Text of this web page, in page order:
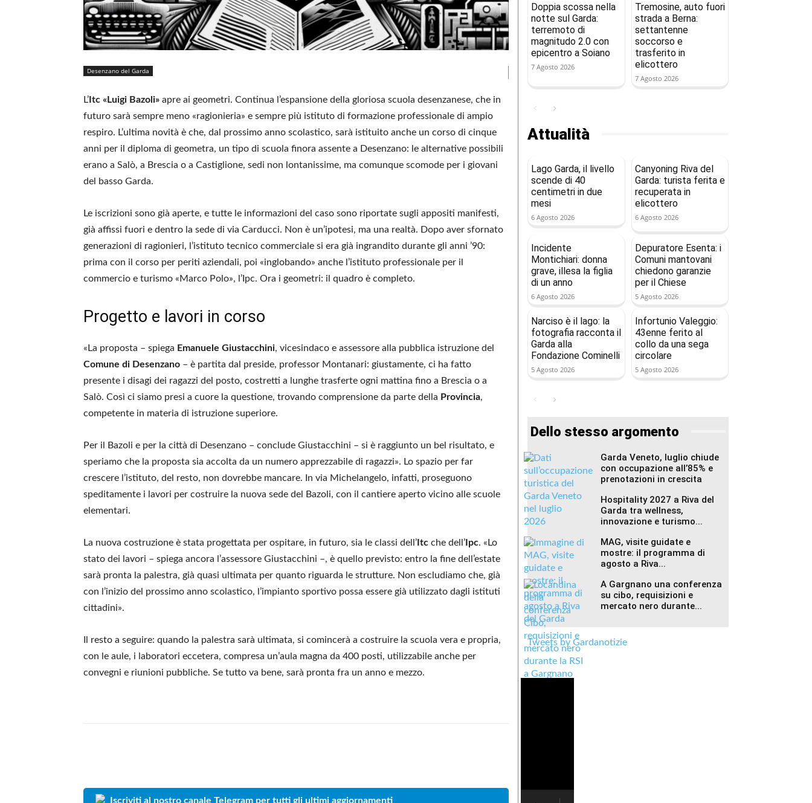
Desenzano del Garda
L’ Itc «Luigi Bazoli» apre ai geometri. Continua l’espansione della gloriosa scuola desenzanese, che in
futuro sarà sempre meno «ragionieria» e sempre più istituto di formazione professionale di ampio
respiro. L’ultima novità è che, dal prossimo anno scolastico, sarà istituito anche un corso di cinque
anni per il diploma di geometra, un tipo di scuola finora assente a Desenzano: le alternative possibili
erano a Salò, a Brescia o a Castiglione, sedi non lontanissime, ma comunque scomode per i giovani
del basso Garda.
Le iscrizioni sono già aperte, e tutte le informazioni del caso sono riportate sugli appositi manifesti,
già affissi fuori e dentro la sede di via Carducci. Non è un’ipotesi, ma una realtà. Dopo aver sfornato
generazioni di ragionieri, l’istituto tecnico commerciale si era già ingrandito durante gli anni ’90:
prima con il corso per periti aziendali, poi «inglobando» anche l’istituto professionale per il
commercio e turismo «Marco Polo», l’Ipc. Ora i geometri: il quadro è completo.
Progetto e lavori in corso
«La proposta – spiega Emanuele Giustacchini, vicesindaco e assessore alla pubblica istruzione del
Comune di Desenzano – è partita dal preside, professor Montanari: giustamente, ci ha fatto
presente i disagi dei ragazzi del posto, costretti a lunghe trasferte ogni mattina fino a Brescia o a
Salò. Così ci siamo presi a cuore la questione, trovando comprensione da parte della Provincia,
competente in materia di istruzione superiore.
Per il Bazoli e per la città di Desenzano – conclude Giustacchini – si è raggiunto un bel risultato, e
speriamo che la proposta sia accolta da un numero apprezzabile di ragazzi». Lo spazio per far
crescere l’istituto, del resto, non dovrebbe mancare. In via Michelangelo, infatti, proseguono
speditamente i lavori per costruire la nuova sede del Bazoli, con il cantiere aperto vicino alle scuole
elementari.
La nuova costruzione è stata progettata per ospitare, in futuro, sia le classi dell’ Itc che dell’ Ipc. «Lo
stato dei lavori – spiega ancora l’assessore Giustacchini –, è quello previsto: entro la fine dell’estate
sarà pronta la palestra, già quasi ultimata per quanto riguarda le strutture. Non escludiamo che, già
con l’inizio del prossimo anno scolastico, l’impianto sportivo possa essere già utilizzato dagli istituti
cittadini».
Il resto a seguire: quando la palestra sarà ultimata, si comincerà a costruire la scuola vera e propria,
con le aule, i laboratori eccetera, compresa un’aula magna da 400 posti, utilizzabile anche per
convegni e riunioni pubbliche. Se tutto va bene, sarà pronta fra un anno e mezzo.
Iscriviti al nostro canale Telegram per tutti gli ultimi aggiornamenti
Doppia scossa nella
notte sul Garda:
terremoto di
magnitudo 2.0 con
epicentro a Soiano
7 Agosto 2026
Tremosine, auto fuori
strada a Berna:
settantenne
soccorso e
trasferito in
elicottero
7 Agosto 2026
Attualità
Lago Garda, il livello
scende di 40
centimetri in due
mesi
6 Agosto 2026
Canyoning Riva del
Garda: turista ferita e
recuperata in
elicottero
6 Agosto 2026
Incidente
Montichiari: donna
grave, illesa la figlia
di un anno
6 Agosto 2026
Depuratore Esenta: i
Comuni mantovani
chiedono garanzie
per il Chiese
5 Agosto 2026
Narciso è il lago: la
fotografia racconta il
Garda alla
Fondazione Cominelli
5 Agosto 2026
Infortunio Valeggio:
43enne ferito al
collo da una sega
circolare
5 Agosto 2026
Dello stesso argomento
Garda Veneto, luglio chiude
con occupazione all’85% e
prenotazioni in crescita
Hospitality 2027 a Riva del
Garda tra wellness,
innovazione e turismo...
MAG, visite guidate e
mostre: il programma di
agosto a Riva...
A Gargnano una conferenza
su cibo, requisizioni e
mercato nero durante...
Tweets by Gardanotizie